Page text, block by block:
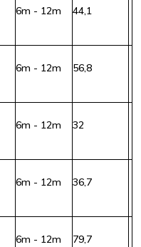
6m - 12m 44,1
6m - 12m 56,8
6m - 12m 32
6m - 12m 36,7
6m - 12m 79,7